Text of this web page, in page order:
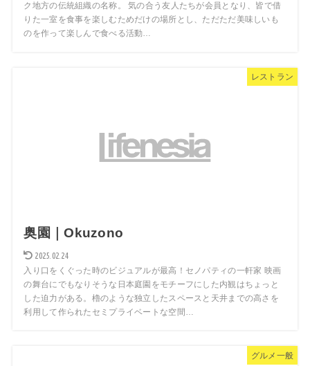
ク地方の伝統組織の名称。 気の合う友人たちが会員となり、皆で借
りた一室を食事を楽しむためだけの場所とし、ただただ美味しいも
のを作って楽しんで食べる活動…
レストラン
奥園｜Okuzono
2025.02.24
入り口をくぐった時のビジュアルが最高！セノパティの一軒家 映画
の舞台にでもなりそうな日本庭園をモチーフにした内観はちょっと
した迫力がある。櫓のような独立したスペースと天井までの高さを
利用して作られたセミプライベートな空間…
グルメ一般